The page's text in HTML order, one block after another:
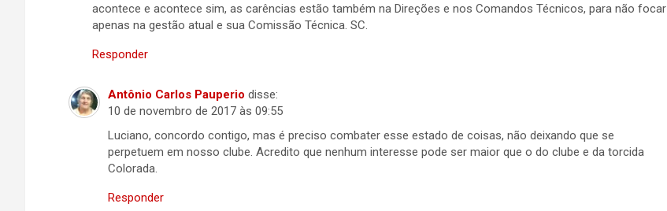
acontece e acontece sim, as carências estão também na Direções e nos Comandos Técnicos, para não focar
apenas na gestão atual e sua Comissão Técnica. SC.
Responder
Antônio Carlos Pauperio disse:
10 de novembro de 2017 às 09:55
Luciano, concordo contigo, mas é preciso combater esse estado de coisas, não deixando que se
perpetuem em nosso clube. Acredito que nenhum interesse pode ser maior que o do clube e da torcida
Colorada.
Responder